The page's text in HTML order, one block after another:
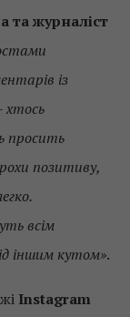
та журналіст
із
хтось
просить
позитиву,
всім
іншим кутом».
Instagram